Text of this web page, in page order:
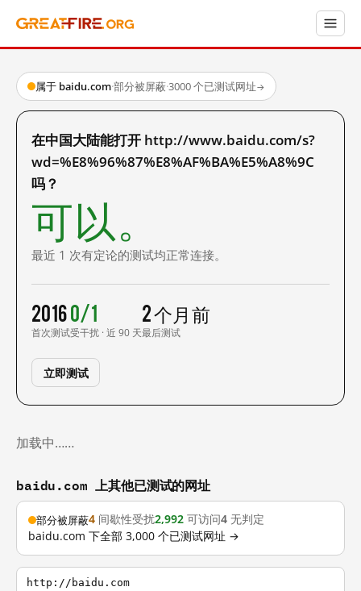
属于 baidu.com·部分被屏蔽·3000 个已测试网址→
在中国大陆能打开 http://www.baidu.com/s?
wd=%E8%96%87%E8%AF%BA%E5%A8%9C
吗？
可以。
最近 1 次有定论的测试均正常连接。
2016
首次测试
0/1
受干扰 · 近 90 天
2 个月前
最后测试
立即测试
加载中……
baidu.com 上其他已测试的网址
部分被屏蔽4 间歇性受扰2,992 可访问4 无判定
baidu.com 下全部 3,000 个已测试网址 →
http://baidu.com